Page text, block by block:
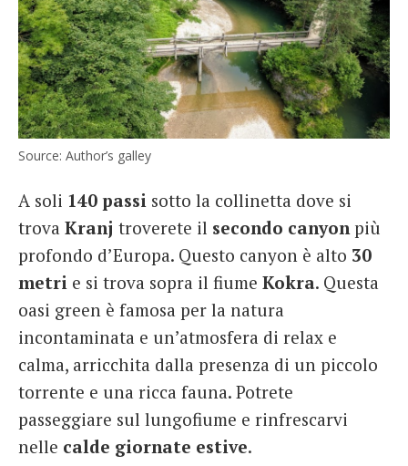
Source: Author’s galley
A soli 140 passi sotto la collinetta dove si
trova Kranj troverete il secondo canyonpiù
profondo d’Europa. Questo canyon è alto 30
metri e si trova sopra il fiume Kokra. Questa
oasi green è famosa per la natura
incontaminata e un’atmosfera di relax e
calma, arricchita dalla presenza di un piccolo
torrente e una ricca fauna. Potrete
passeggiare sul lungofiume e rinfrescarvi
nelle calde giornate estive.